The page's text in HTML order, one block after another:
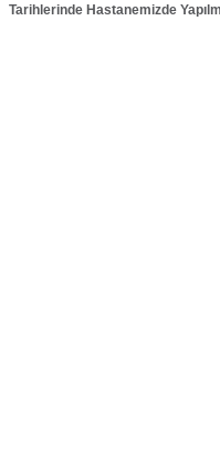
Tarihlerinde Hastanemizde